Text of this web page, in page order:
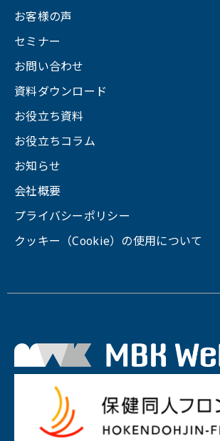
お客様の声
セミナー
お問い合わせ
資料ダウンロード
お役立ち資料
お役立ちコラム
お知らせ
会社概要
プライバシーポリシー
クッキー（Cookie）の使用について